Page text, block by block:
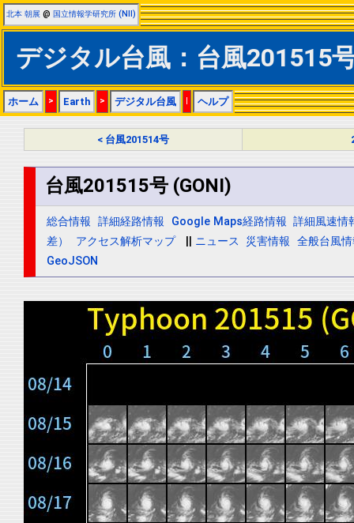
北本 朝展 @ 国立情報学研究所 (NII)
デジタル台風：台風201515
ホーム > Earth > デジタル台風 | ヘルプ
< 台風201514号
台風201515号 (GONI)
総合情報 詳細経路情報 Google Maps経路情報 詳細風速情
差）
アクセス解析マップ ニュース 災害情報 全般台風
GeoJSON